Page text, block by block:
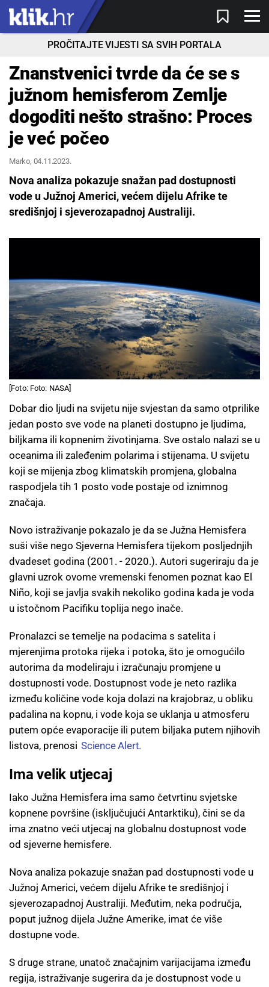
PROČITAJTE VIJESTI SA SVIH PORTALA
Znanstvenici tvrde da će se s
južnom hemisferom Zemlje
dogoditi nešto strašno: Proces
je već počeo
Marko, 04.11.2023.
Nova analiza pokazuje snažan pad dostupnosti
vode u Južnoj Americi, većem dijelu Afrike te
središnjoj i sjeverozapadnoj Australiji.
[Foto: Foto: NASA]
Dobar dio ljudi na svijetu nije svjestan da samo otprilike
jedan posto sve vode na planeti dostupno je ljudima,
biljkama ili kopnenim životinjama. Sve ostalo nalazi se u
oceanima ili zaleđenim polarima i stijenama. U svijetu
koji se mijenja zbog klimatskih promjena, globalna
raspodjela tih 1 posto vode postaje od iznimnog
značaja.
Novo istraživanje pokazalo je da se Južna Hemisfera
suši više nego Sjeverna Hemisfera tijekom posljednjih
dvadeset godina (2001. - 2020.). Autori sugeriraju da je
glavni uzrok ovome vremenski fenomen poznat kao El
Niño, koji se javlja svakih nekoliko godina kada je voda
u istočnom Pacifiku toplija nego inače.
Pronalazci se temelje na podacima s satelita i
mjerenjima protoka rijeka i potoka, što je omogućilo
autorima da modeliraju i izračunaju promjene u
dostupnosti vode. Dostupnost vode je neto razlika
između količine vode koja dolazi na krajobraz, u obliku
padalina na kopnu, i vode koja se uklanja u atmosferu
putem opće evaporacije ili putem biljaka putem njihovih
listova, prenosi Science Alert.
Ima velik utjecaj
Iako Južna Hemisfera ima samo četvrtinu svjetske
kopnene površine (isključujući Antarktiku), čini se da
ima znatno veći utjecaj na globalnu dostupnost vode
od sjeverne hemisfere.
Nova analiza pokazuje snažan pad dostupnosti vode u
Južnoj Americi, većem dijelu Afrike te središnjoj i
sjeverozapadnoj Australiji. Međutim, neka područja,
poput južnog dijela Južne Amerike, imat će više
dostupne vode.
S druge strane, unatoč značajnim varijacijama između
regija, istraživanje sugerira da je dostupnost vode u